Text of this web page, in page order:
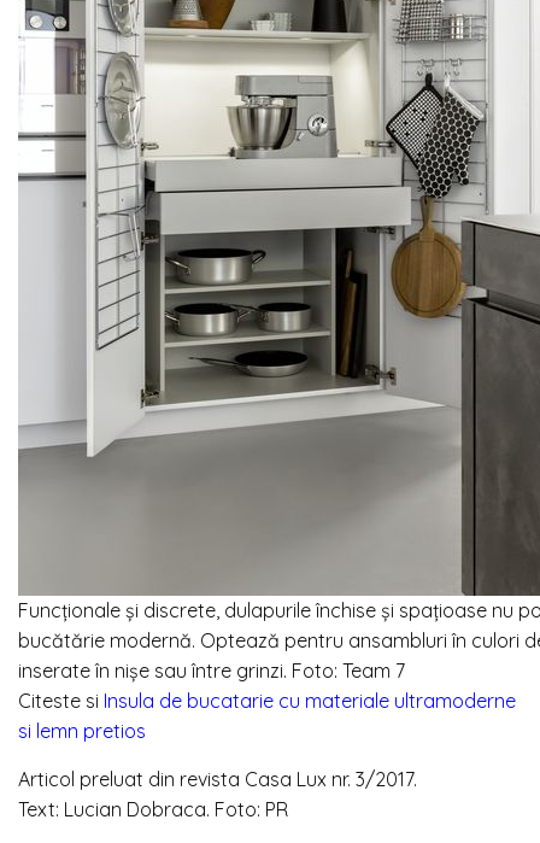
Funcționale și discrete, dulapurile închise și spațioase nu
bucătărie modernă. Optează pentru ansambluri în culori
inserate în nișe sau între grinzi. Foto: Team 7
Citeste si Insula de bucatarie cu materiale ultramoderne
si lemn pretios
Articol preluat din revista Casa Lux nr. 3/2017.
Text: Lucian Dobraca. Foto: PR